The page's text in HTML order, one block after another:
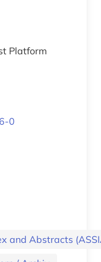
Platform
0
and Abstracts